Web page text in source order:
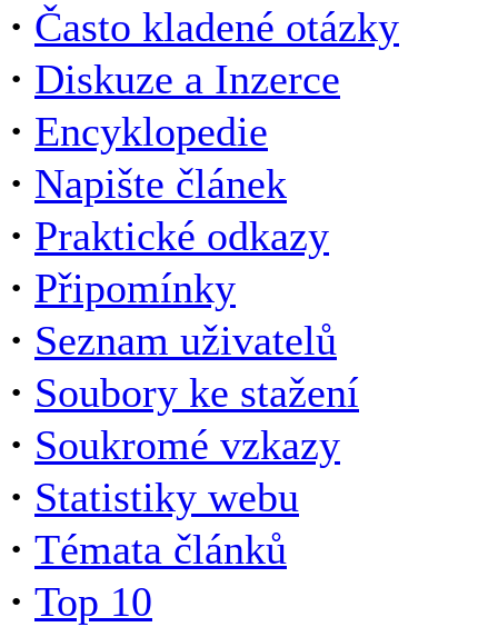
· Často kladené otázky
· Diskuze a Inzerce
· Encyklopedie
· Napište článek
· Praktické odkazy
· Připomínky
· Seznam uživatelů
· Soubory ke stažení
· Soukromé vzkazy
· Statistiky webu
· Témata článků
· Top 10